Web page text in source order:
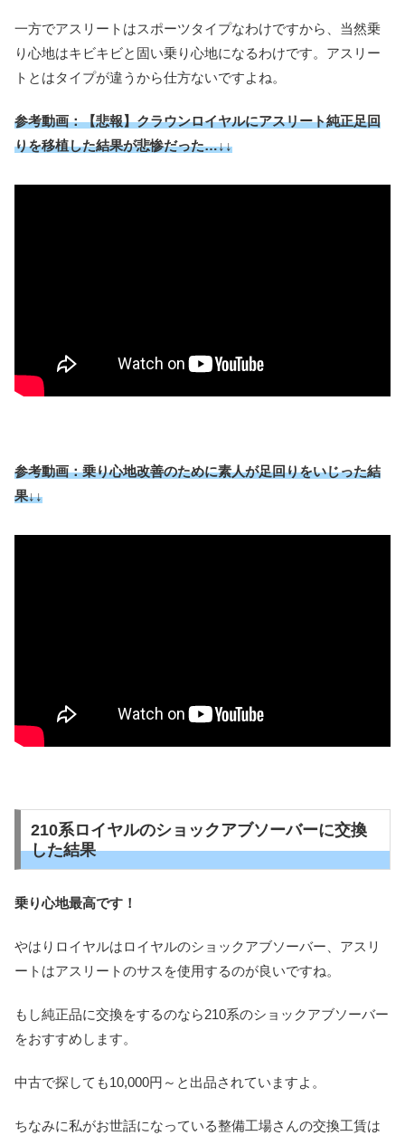
一方でアスリートはスポーツタイプなわけですから、当然乗
り心地はキビキビと固い乗り心地になるわけです。アスリー
トとはタイプが違うから仕方ないですよね。
参考動画：【悲報】クラウンロイヤルにアスリート純正足回
りを移植した結果が悲惨だった…↓↓
参考動画：乗り心地改善のために素人が足回りをいじった結
果↓↓
210系ロイヤルのショックアブソーバーに交換
した結果
乗り心地最高です！
やはりロイヤルはロイヤルのショックアブソーバー、アスリ
ートはアスリートのサスを使用するのが良いですね。
もし純正品に交換をするのなら210系のショックアブソーバー
をおすすめします。
中古で探しても10,000円～と出品されていますよ。
ちなみに私がお世話になっている整備工場さんの交換工賃は